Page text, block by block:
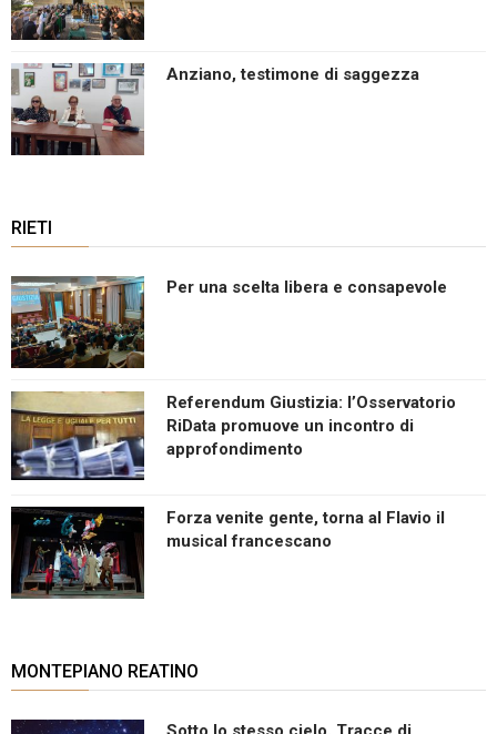
Anziano, testimone di saggezza
RIETI
Per una scelta libera e consapevole
Referendum Giustizia: l’Osservatorio
RiData promuove un incontro di
approfondimento
Forza venite gente, torna al Flavio il
musical francescano
MONTEPIANO REATINO